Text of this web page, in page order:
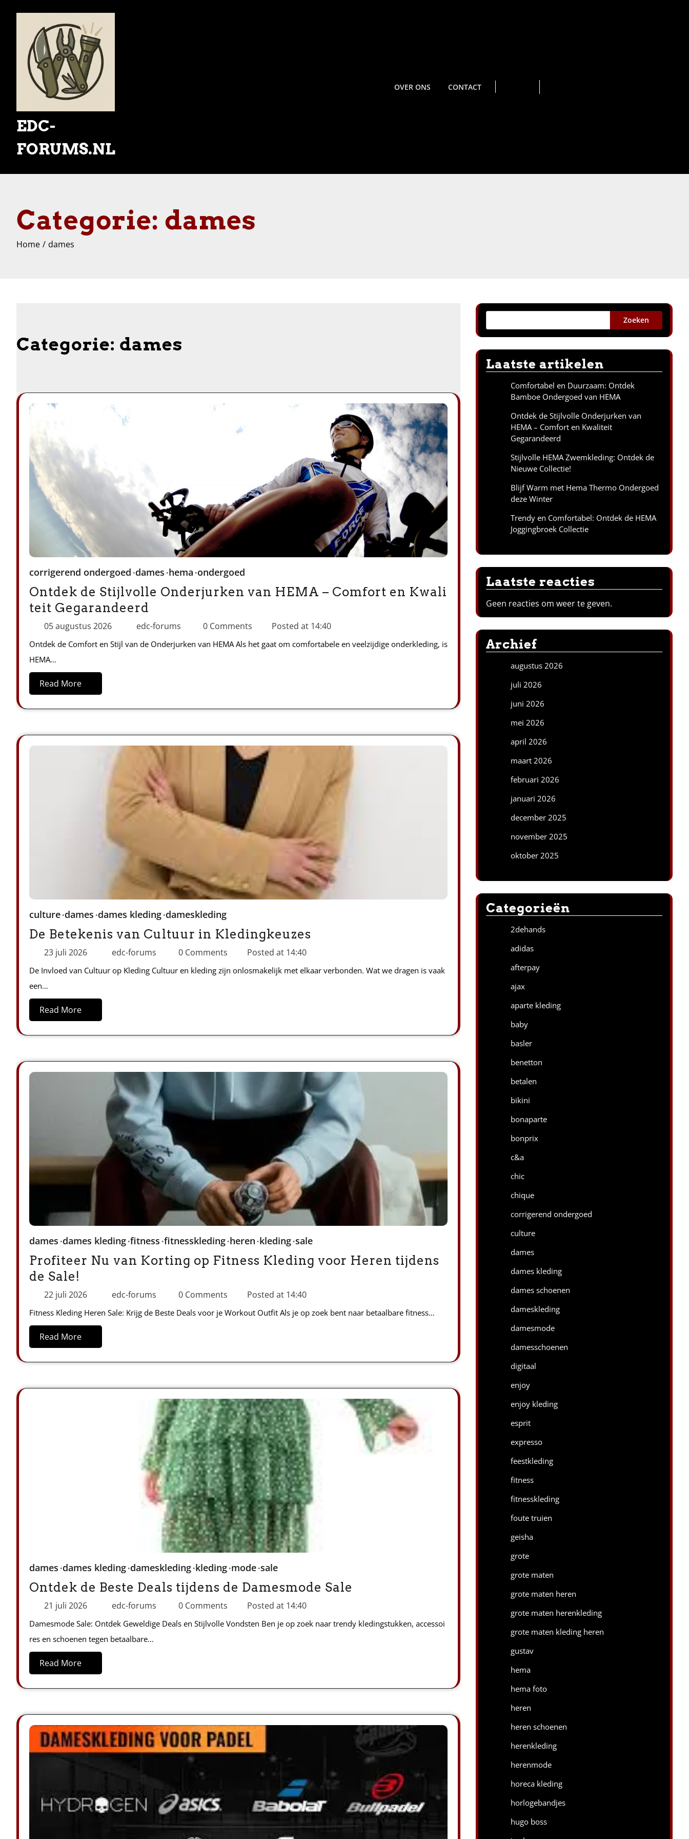
EDC-
FORUMS.NL
OVER ONS CONTACT
Categorie: dames
Home dames
Categorie: dames
corrigerend ondergoed dames hema ondergoed
Ontdek de Stijlvolle Onderjurken van HEMA – Comfort en Kwali
teit Gegarandeerd
05 augustus 2026 edc-forums 0 Comments Posted at 14:40
Ontdek de Comfort en Stijl van de Onderjurken van HEMA Als het gaat om comfortabele en veelzijdige onderkleding, is
HEMA…
Read More
culture dames dames kleding dameskleding
De Betekenis van Cultuur in Kledingkeuzes
23 juli 2026 edc-forums 0 Comments Posted at 14:40
De Invloed van Cultuur op Kleding Cultuur en kleding zijn onlosmakelijk met elkaar verbonden. Wat we dragen is vaak
een…
Read More
dames dames kleding fitness fitnesskleding heren kleding sale
Profiteer Nu van Korting op Fitness Kleding voor Heren tijdens
de Sale!
22 juli 2026 edc-forums 0 Comments Posted at 14:40
Fitness Kleding Heren Sale: Krijg de Beste Deals voor je Workout Outfit Als je op zoek bent naar betaalbare fitness…
Read More
dames dames kleding dameskleding kleding mode sale
Ontdek de Beste Deals tijdens de Damesmode Sale
21 juli 2026 edc-forums 0 Comments Posted at 14:40
Damesmode Sale: Ontdek Geweldige Deals en Stijlvolle Vondsten Ben je op zoek naar trendy kledingstukken, accessoi
res en schoenen tegen betaalbare…
Read More
Zoeken
Laatste artikelen
Comfortabel en Duurzaam: Ontdek
Bamboe Ondergoed van HEMA
Ontdek de Stijlvolle Onderjurken van
HEMA – Comfort en Kwaliteit
Gegarandeerd
Stijlvolle HEMA Zwemkleding: Ontdek de
Nieuwe Collectie!
Blijf Warm met Hema Thermo Ondergoed
deze Winter
Trendy en Comfortabel: Ontdek de HEMA
Joggingbroek Collectie
Laatste reacties
Geen reacties om weer te geven.
Archief
augustus 2026
juli 2026
juni 2026
mei 2026
april 2026
maart 2026
februari 2026
januari 2026
december 2025
november 2025
oktober 2025
Categorieën
2dehands
adidas
afterpay
ajax
aparte kleding
baby
basler
benetton
betalen
bikini
bonaparte
bonprix
c&a
chic
chique
corrigerend ondergoed
culture
dames
dames kleding
dames schoenen
dameskleding
damesmode
damesschoenen
digitaal
enjoy
enjoy kleding
esprit
expresso
feestkleding
fitness
fitnesskleding
foute truien
geisha
grote
grote maten
grote maten heren
grote maten herenkleding
grote maten kleding heren
gustav
hema
hema foto
heren
heren schoenen
herenkleding
herenmode
horeca kleding
horlogebandjes
hugo boss